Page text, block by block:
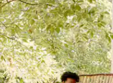
vya juu na chini